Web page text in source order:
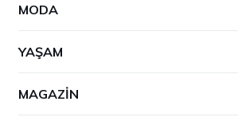
MODA
YAŞAM
MAGAZIN